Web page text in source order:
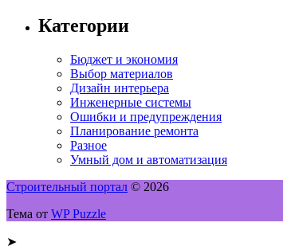
Категории
Бюджет и экономия
Выбор материалов
Дизайн интерьера
Инженерные системы
Ошибки и предупреждения
Планирование ремонта
Разное
Умный дом и автоматизация
Строительный портал © 2026
Тема от WP Puzzle
➤